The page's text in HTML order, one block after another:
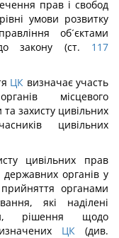
прав і свобод
умови розвитку
об´єктами
закону (ст. 117
ЦК визначає участь
місцевого
захисту цивільних
цивільних
цивільних прав
органів у
органами
які наділені
рішення щодо
ЦК (див.